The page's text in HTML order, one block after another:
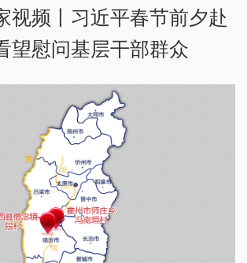
视频丨习近平春节前夕赴
望慰问基层干部群众